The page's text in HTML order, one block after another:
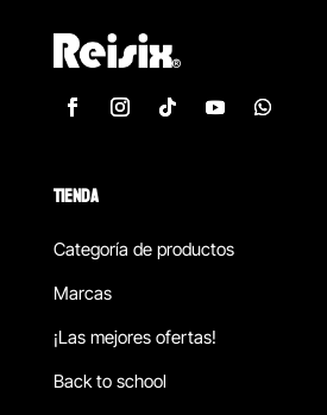
TIENDA
Categoría de productos
Marcas
¡Las mejores ofertas!
Back to school